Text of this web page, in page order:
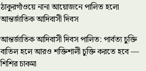
ঠাকুরগাঁওয়ে নানা আয়োজনে পালিত হলো
আন্তর্জাতিক আদিবাসী দিবস
আন্তর্জাতিক আদিবাসী দিবস পালিত: পার্বত্য চুক্তি
বাতিল হলে আরও শক্তিশালী চুক্তি করতে হবে —
শিশির চাকমা